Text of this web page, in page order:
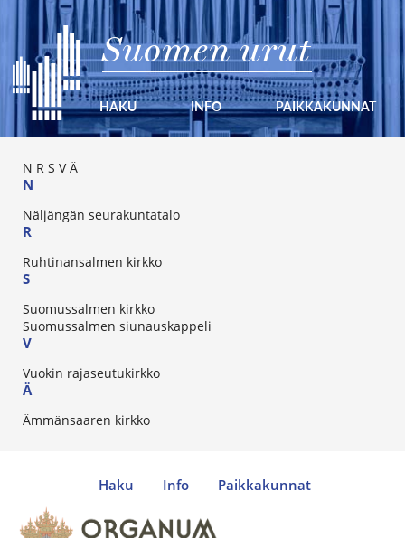
Suomen urut
HAKU INFO PAIKKAKUNNAT
N R S V Ä
N
Näljängän seurakuntatalo
R
Ruhtinansalmen kirkko
S
Suomussalmen kirkko
Suomussalmen siunauskappeli
V
Vuokin rajaseutukirkko
Ä
Ämmänsaaren kirkko
Haku Info Paikkakunnat